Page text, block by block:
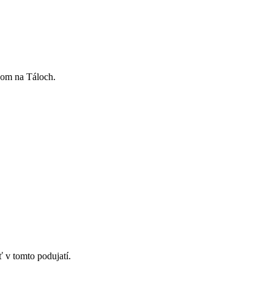
na Táloch.
v tomto podujatí.